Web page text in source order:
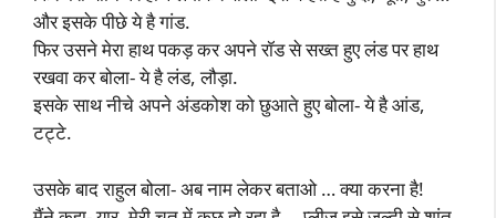
और इसके पीछे ये है गांड.
फिर उसने मेरा हाथ पकड़ कर अपने रॉड से सख्त हुए लंड पर हाथ
रखवा कर बोला- ये है लंड, लौड़ा.
इसके साथ नीचे अपने अंडकोश को छुआते हुए बोला- ये है आंड,
टट्टे.
उसके बाद राहुल बोला- अब नाम लेकर बताओ … क्या करना है!